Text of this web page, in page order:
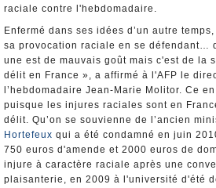
raciale contre l'hebdomadaire.
Enfermé dans ses idées d’un autre
sa provocation raciale en se défendant…
une est de mauvais goût mais c'est de la
délit en France », a affirmé à l'AFP le
l’hebdomadaire Jean-Marie Molitor. Ce
puisque les injures raciales sont en
délit. Qu’on se souvienne de l’ancien
Hortefeux qui a été condamné en juin
750 euros d'amende et 2000 euros de
injure à caractère raciale après une
plaisanterie, en 2009 à l'université d'été